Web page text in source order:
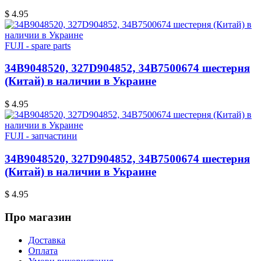
$ 4.95
FUJI - spare parts
34B9048520, 327D904852, 34B7500674 шестерня
(Китай) в наличии в Украине
$ 4.95
FUJI - запчастини
34B9048520, 327D904852, 34B7500674 шестерня
(Китай) в наличии в Украине
$ 4.95
Про магазин
Доставка
Оплата